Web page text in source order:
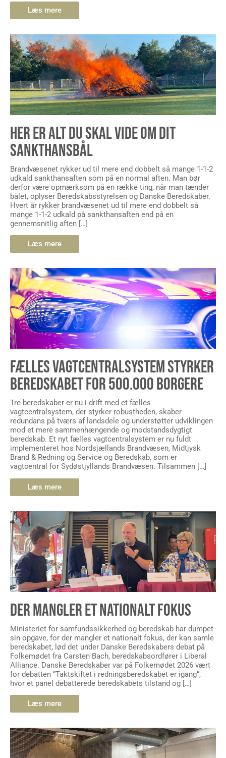
Læs mere
HER ER ALT DU SKAL VIDE OM DIT
SANKTHANSBÅL
Brandvæsenet rykker ud til mere end dobbelt så mange 1-1-2
udkald sankthansaften som på en normal aften. Man bør
derfor være opmærksom på en række ting, når man tænder
bålet, oplyser Beredskabsstyrelsen og Danske Beredskaber.
Hvert år rykker brandvæsenet ud til mere end dobbelt så
mange 1-1-2 udkald på sankthansaften end på en
gennemsnitlig aften […]
Læs mere
FÆLLES VAGTCENTRALSYSTEM STYRKER
BEREDSKABET FOR 500.000 BORGERE
Tre beredskaber er nu i drift med et fælles
vagtcentralsystem, der styrker robustheden, skaber
redundans på tværs af landsdele og understøtter udviklingen
mod et mere sammenhængende og modstandsdygtigt
beredskab. Et nyt fælles vagtcentralsystem er nu fuldt
implementeret hos Nordsjællands Brandvæsen, Midtjysk
Brand & Redning og Service og Beredskab, som er
vagtcentral for Sydøstjyllands Brandvæsen. Tilsammen […]
Læs mere
DER MANGLER ET NATIONALT FOKUS
Ministeriet for samfundssikkerhed og beredskab har dumpet
sin opgave, for der mangler et nationalt fokus, der kan samle
beredskabet, lød det under Danske Beredskabers debat på
Folkemødet fra Carsten Bach, beredskabsordfører i Liberal
Alliance. Danske Beredskaber var på Folkemødet 2026 vært
for debatten “Taktskiftet i redningsberedskabet er igang”,
hvor et panel debatterede beredskabets tilstand og […]
Læs mere